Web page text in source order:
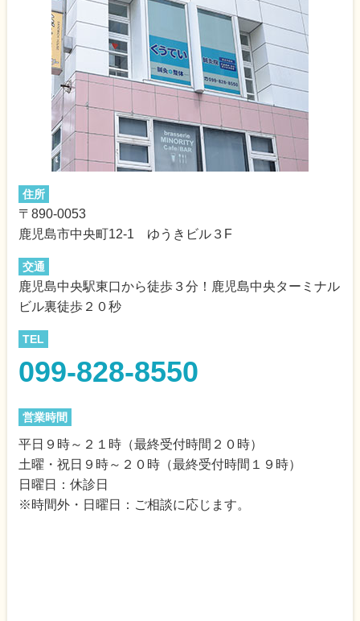
住所
〒890-0053
鹿児島市中央町12-1 ゆうきビル３F
交通
鹿児島中央駅東口から徒歩３分！鹿児島中央ターミナル
ビル裏徒歩２０秒
TEL
099-828-8550
営業時間
平日９時～２１時（最終受付時間２０時）
土曜・祝日９時～２０時（最終受付時間１９時）
日曜日：休診日
※時間外・日曜日：ご相談に応じます。